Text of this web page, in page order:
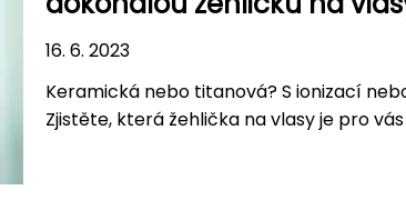
16. 6. 2023
Keramická nebo titanová? S ionizací
Zjistěte, která žehlička na vlasy je pro